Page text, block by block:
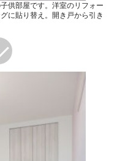
供部屋です。洋室のリフォー
に貼り替え。開き戸から引き